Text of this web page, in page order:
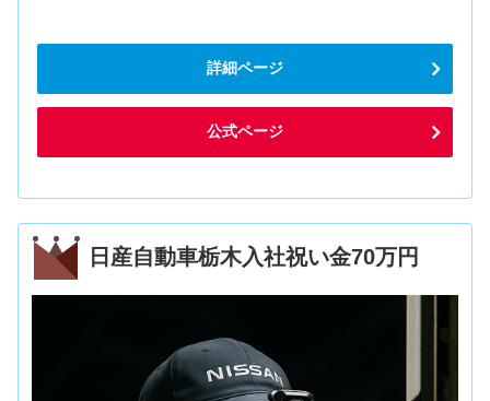
詳細ページ
公式ページ
日産自動車栃木入社祝い金70万円